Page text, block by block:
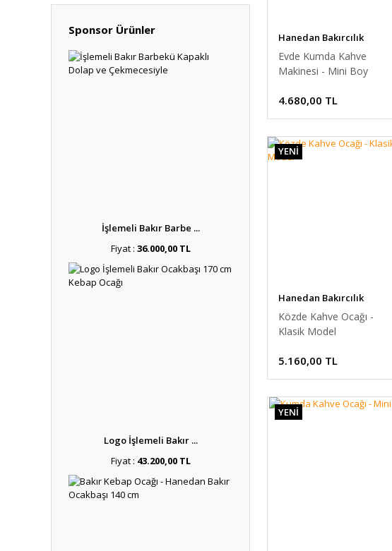
Sponsor Ürünler
İşlemeli Bakır Barbe ...
Fiyat : 36.000,00 TL
Logo İşlemeli Bakır ...
Fiyat : 43.200,00 TL
Hanedan Bakırcılık
Evde Kumda Kahve
Makinesi - Mini Boy
4.680,00 TL
YENİ
Hanedan Bakırcılık
Közde Kahve Ocağı -
Klasik Model
5.160,00 TL
YENİ